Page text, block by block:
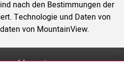
nach den Bestimmungen der
Technologie und Daten von
von MountainView.
Magazin